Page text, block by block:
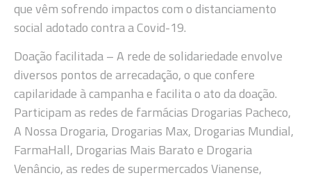
que vêm sofrendo impactos com o distanciamento
social adotado contra a Covid-19.
Doação facilitada – A rede de solidariedade envolve
diversos pontos de arrecadação, o que confere
capilaridade à campanha e facilita o ato da doação.
Participam as redes de farmácias Drogarias Pacheco,
A Nossa Drogaria, Drogarias Max, Drogarias Mundial,
FarmaHall, Drogarias Mais Barato e Drogaria
Venâncio, as redes de supermercados Vianense,